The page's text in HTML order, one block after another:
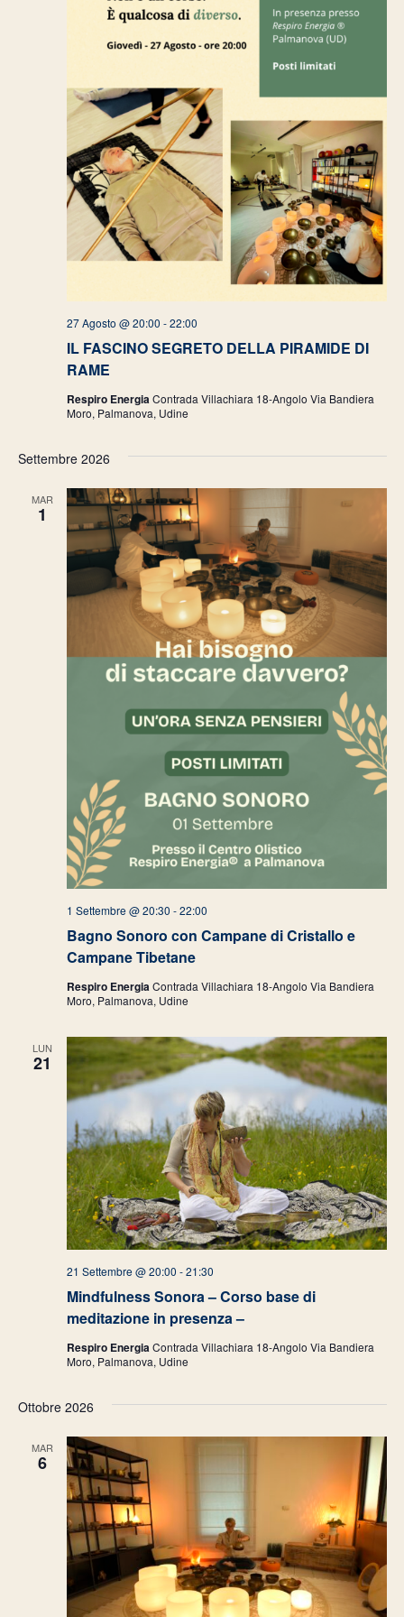
IL FASCINO SEGRETO DELLA PIRAMIDE DI
RAME
27 Agosto @ 20:00 -22:00
Respiro EnergiaContrada Villachiara 18-Angolo Via Bandiera
Moro, Palmanova, Udine
Settembre 2026
MAR
1
Bagno Sonoro con Campane di Cristallo e
Campane Tibetane
1 Settembre @ 20:30 -22:00
Respiro Energia Contrada Villachiara 18-Angolo Via Bandiera
Moro, Palmanova, Udine
LUN
21
Mindfulness Sonora – Corso base di
meditazione in presenza –
21 Settembre @ 20:00 -21:30
Respiro EnergiaContrada Villachiara 18-Angolo Via Bandiera
Moro, Palmanova, Udine
Ottobre 2026
MAR
6